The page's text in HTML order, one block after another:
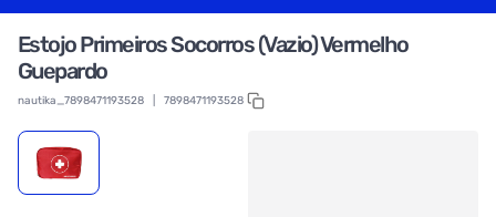
Estojo Primeiros Socorros (Vazio) Vermelho
Guepardo
nautika_7898471193528 7898471193528